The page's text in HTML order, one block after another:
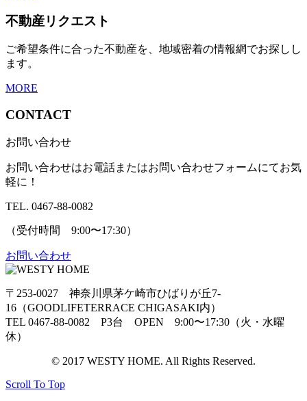
不動産リクエスト
ご希望条件に合った不動産を、地域密着の情報網でお探しし
ます。
MORE
CONTACT
お問い合わせ
お問い合わせはお電話またはお問い合わせフォームにてお気
軽に！
TEL. 0467-88-0082
（受付時間 9:00〜17:30）
お問い合わせ
〒253-0027 神奈川県茅ケ崎市ひばりが丘7-
16（GOODLIFETERRACE CHIGASAKI内）
TEL 0467-88-0082 P3台 OPEN 9:00〜17:30（火・水曜
休）
© 2017 WESTY HOME. All Rights Reserved.
Scroll To Top